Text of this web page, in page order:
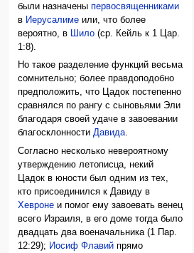
были назначеныпервосвященниками
в Иерусалиме или, что более
вероятно, в Шило (ср. Кейль к 1 Цар.
1:8).
Но такое разделение функций весьма
сомнительно; более правдоподобно
предположить, что Цадок постепенно
сравнялся по рангу с сыновьями Эли
благодаря своей удаче в завоевании
благосклонностиДавида.
Согласно несколько невероятному
утверждению летописца, некий
Цадок в юности был одним из тех,
кто присоединился к Давиду в
Хевроне и помог ему завоевать венец
всего Израиля, в его доме тогда было
двадцать два военачальника (1 Пар.
12:29); Иосиф Флавий прямо